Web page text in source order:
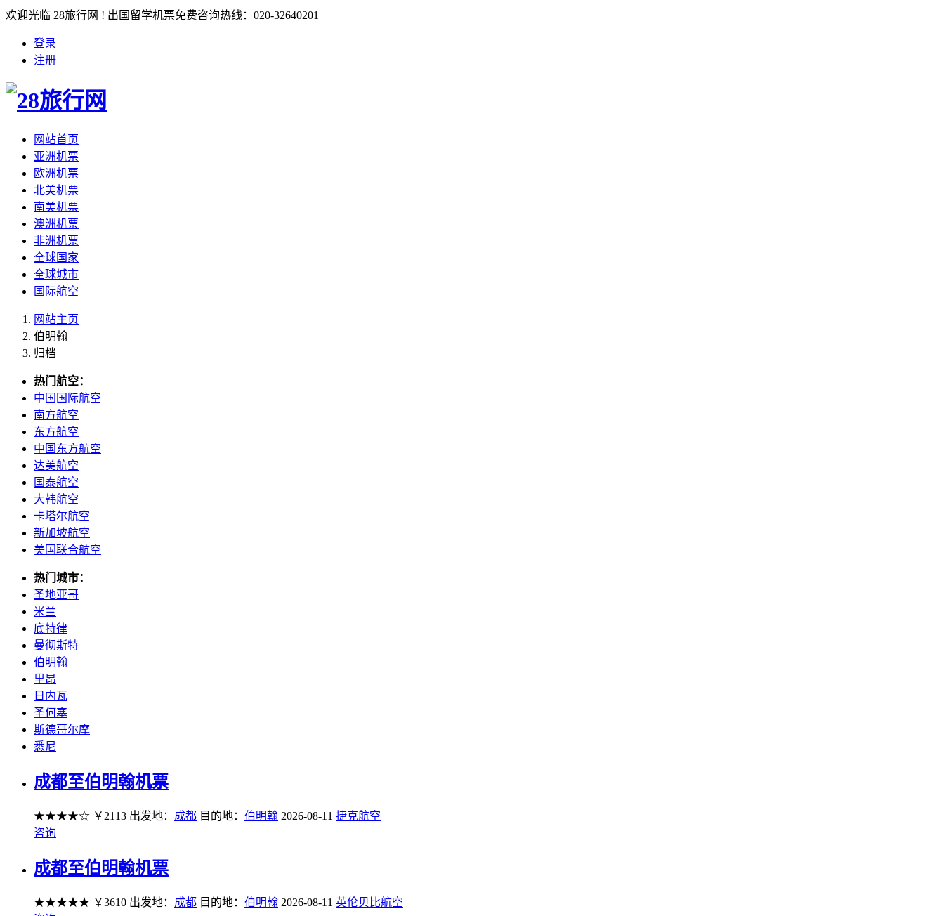
欢迎光临 28旅行网 ! 出国留学机票免费咨询热线：020-32640201
登录
注册
网站首页
亚洲机票
欧洲机票
北美机票
南美机票
澳洲机票
非洲机票
全球国家
全球城市
国际航空
网站主页
伯明翰
归档
热门航空：
中国国际航空
南方航空
东方航空
中国东方航空
达美航空
国泰航空
大韩航空
卡塔尔航空
新加坡航空
美国联合航空
热门城市：
圣地亚哥
米兰
底特律
曼彻斯特
伯明翰
里昂
日内瓦
圣何塞
斯德哥尔摩
悉尼
成都至伯明翰机票
★★★★☆ ￥2113 出发地： 成都 目的地： 伯明翰 2026-08-11 捷克航空
咨询
成都至伯明翰机票
★★★★★ ￥3610 出发地： 成都 目的地： 伯明翰 2026-08-11 英伦贝比航空